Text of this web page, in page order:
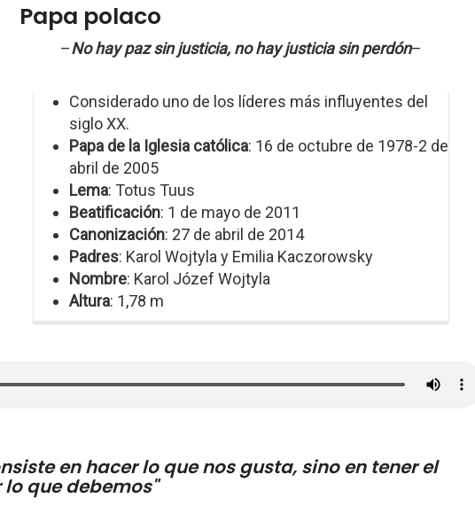
Papa polaco
–No hay paz sin justicia, no hay justicia sin perdón–
Considerado uno de los líderes más influyentes del
siglo XX.
Papa de la Iglesia católica: 16 de octubre de 1978-2 de
abril de 2005
Lema: Totus Tuus
Beatificación: 1 de mayo de 2011
Canonización: 27 de abril de 2014
Padres: Karol Wojtyla y Emilia Kaczorowsky
Nombre: Karol Józef Wojtyla
Altura: 1,78 m
en hacer lo que nos gusta, sino en tener el
que debemos"